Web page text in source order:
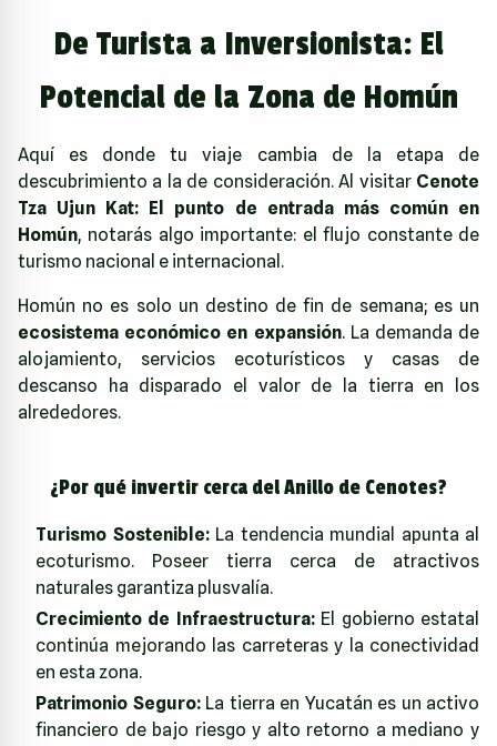
De Turista a Inversionista: El
Potencial de la Zona de Homún
Aquí es donde tu viaje cambia de la etapa de
descubrimiento a la de consideración. Al visitar Cenote
Tza Ujun Kat: El punto de entrada más común en
Homún, notarás algo importante: el flujo constante de
turismo nacional e internacional.
Homún no es solo un destino de fin de semana; es un
ecosistema económico en expansión. La demanda de
alojamiento, servicios ecoturísticos y casas de
descanso ha disparado el valor de la tierra en los
alrededores.
¿Por qué invertir cerca del Anillo de Cenotes?
Turismo Sostenible:La tendencia mundial apunta al
ecoturismo. Poseer tierra cerca de atractivos
naturales garantiza plusvalía.
Crecimiento de Infraestructura:El gobierno estatal
continúa mejorando las carreteras y la conectividad
en esta zona.
Patrimonio Seguro:La tierra en Yucatán es un activo
financiero de bajo riesgo y alto retorno a mediano y